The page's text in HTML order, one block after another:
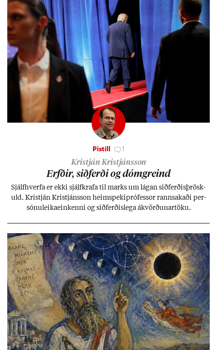
Pistill 1
Kristján Kristjánsson
Erfð­ir, sið­ferði og dómgreind
Sjálf­hverfa er ekki sjálf­krafa til marks um lág­an sið­ferð­is­þrösk­
uld. Kristján Kristjáns­son heim­speki­pró­fess­or rann­sak­aði per­
sónu­leika­ein­kenni og sið­ferð­is­lega ákvörð­un­ar­töku.